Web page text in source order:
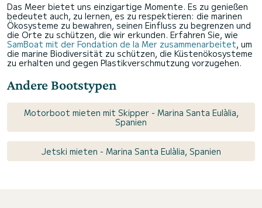
Das Meer bietet uns einzigartige Momente. Es zu genießen
bedeutet auch, zu lernen, es zu respektieren: die marinen
Ökosysteme zu bewahren, seinen Einfluss zu begrenzen und
die Orte zu schützen, die wir erkunden. Erfahren Sie, wie
SamBoat mit der Fondation de la Mer zusammenarbeitet, um
die marine Biodiversität zu schützen, die Küstenökosysteme
zu erhalten und gegen Plastikverschmutzung vorzugehen.
Andere Bootstypen
Motorboot mieten mit Skipper - Marina Santa Eulàlia,
Spanien
Jetski mieten - Marina Santa Eulàlia, Spanien